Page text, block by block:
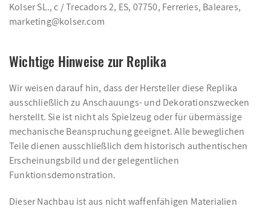
Kolser SL., c / Trecadors 2, ES, 07750, Ferreries, Baleares,
marketing@kolser.com
Wichtige Hinweise zur Replika
Wir weisen darauf hin, dass der Hersteller diese Replika
ausschließlich zu Anschauungs- und Dekorationszwecken
herstellt. Sie ist nicht als Spielzeug oder für übermässige
mechanische Beanspruchung geeignet. Alle beweglichen
Teile dienen ausschließlich dem historisch authentischen
Erscheinungsbild und der gelegentlichen
Funktionsdemonstration.
Dieser Nachbau ist aus nicht waffenfähigen Materialien